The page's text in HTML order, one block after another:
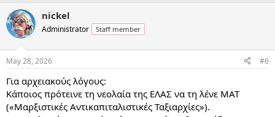
nickel
Administrator Staff member
May 28, 2026 #6
Για αρχειακούς λόγους:
Κάποιος πρότεινε τη νεολαία της ΕΛΑΣ να τη λένε ΜΑΤ
(«Μαρξιστικές Αντικαπιταλιστικές Ταξιαρχίες»).